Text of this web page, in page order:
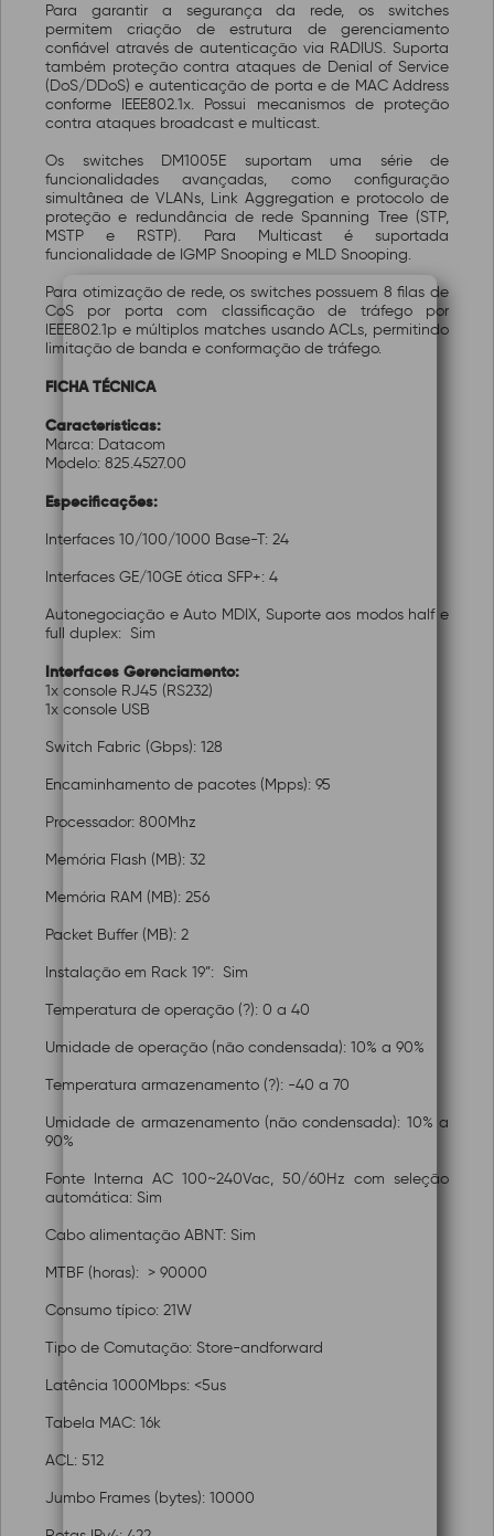
Para garantir a segurança da rede, os switches
permitem criação de estrutura de gerenciamento
confiável através de autenticação via RADIUS. Suporta
também proteção contra ataques de Denial of Service
(DoS/DDoS) e autenticação de porta e de MAC Address
conforme IEEE802.1x. Possui mecanismos de proteção
contra ataques broadcast e multicast.
Os switches DM1005E suportam uma série de
funcionalidades avançadas, como configuração
simultânea de VLANs, Link Aggregation e protocolo de
proteção e redundância de rede Spanning Tree (STP,
MSTP e RSTP). Para Multicast é suportada
funcionalidade de IGMP Snooping e MLD Snooping.
Para otimização de rede, os switches possuem 8 filas de
CoS por porta com classificação de tráfego por
IEEE802.1p e múltiplos matches usando ACLs, permitindo
limitação de banda e conformação de tráfego.
FICHA TÉCNICA
Características:
Marca: Datacom
Modelo: 825.4527.00
Especificações:
Interfaces 10/100/1000 Base-T: 24
Interfaces GE/10GE ótica SFP+: 4
Autonegociação e Auto MDIX, Suporte aos modos half e
full duplex: Sim
Interfaces Gerenciamento:
1x console RJ45 (RS232)
1x console USB
Switch Fabric (Gbps): 128
Encaminhamento de pacotes (Mpps): 95
Processador: 800Mhz
Memória Flash (MB): 32
Memória RAM (MB): 256
Packet Buffer (MB): 2
Instalação em Rack 19”: Sim
Temperatura de operação (?): 0 a 40
Umidade de operação (não condensada): 10% a 90%
Temperatura armazenamento (?): -40 a 70
Umidade de armazenamento (não condensada): 10% a
90%
Fonte Interna AC 100~240Vac, 50/60Hz com seleção
automática: Sim
Cabo alimentação ABNT: Sim
MTBF (horas): > 90000
Consumo típico: 21W
Tipo de Comutação: Store-andforward
Latência 1000Mbps: <5us
Tabela MAC: 16k
ACL: 512
Jumbo Frames (bytes): 10000